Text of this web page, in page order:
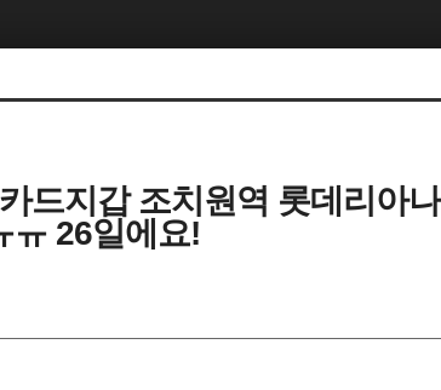
드지갑 조치원역 롯데리아
ㅠ 26일에요!